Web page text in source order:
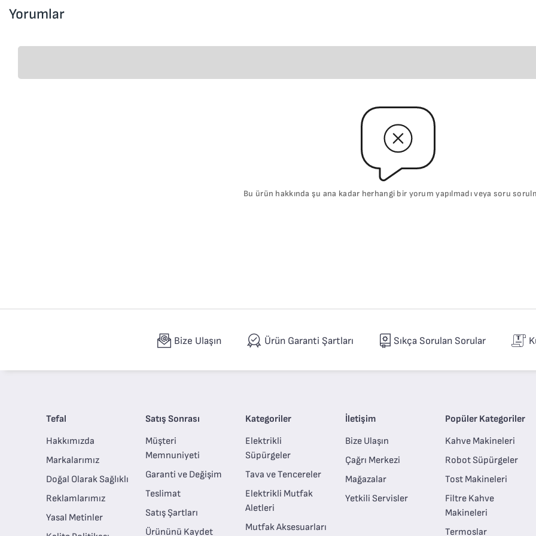
Yorumlar
Bu ürün hakkında şu ana kadar herhangi bir yorum yapılmadı veya soru
Bize Ulaşın Ürün Garanti Şartları Sıkça Sorulan Sorular
Tefal
Hakkımızda
Markalarımız
Doğal Olarak Sağlıklı
Reklamlarımız
Yasal Metinler
Satış Sonrası
Müşteri
Memnuniyeti
Garanti ve Değişim
Teslimat
Satış Şartları
Ürününü Kaydet
Kategoriler
Elektrikli
Süpürgeler
Tava ve Tencereler
Elektrikli Mutfak
Aletleri
Mutfak Aksesuarları
İletişim
Bize Ulaşın
Çağrı Merkezi
Mağazalar
Yetkili Servisler
Popüler Kategoriler
Kahve Makineleri
Robot Süpürgeler
Tost Makineleri
Filtre Kahve
Makineleri
Termoslar